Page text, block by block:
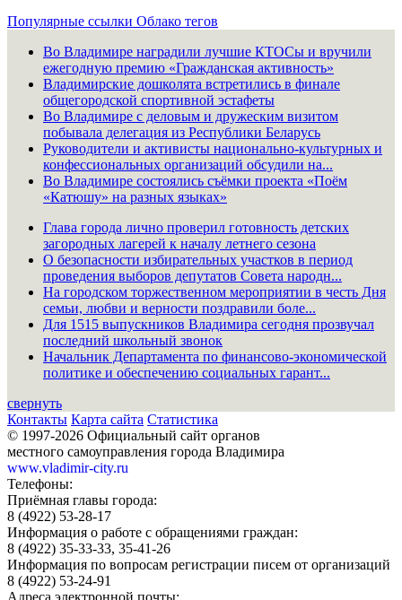
Популярные ссылки Облако тегов
Во Владимире наградили лучшие КТОСы и вручили
ежегодную премию «Гражданская активность»
Владимирские дошколята встретились в финале
общегородской спортивной эстафеты
Во Владимире с деловым и дружеским визитом
побывала делегация из Республики Беларусь
Руководители и активисты национально-культурных и
конфессиональных организаций обсудили на...
Во Владимире состоялись съёмки проекта «Поём
«Катюшу» на разных языках»
Глава города лично проверил готовность детских
загородных лагерей к началу летнего сезона
О безопасности избирательных участков в период
проведения выборов депутатов Совета народн...
На городском торжественном мероприятии в честь Дня
семьи, любви и верности поздравили боле...
Для 1515 выпускников Владимира сегодня прозвучал
последний школьный звонок
Начальник Департамента по финансово-экономической
политике и обеспечению социальных гарант...
свернуть
Контакты Карта сайта Статистика
© 1997-2026 Официальный сайт органов
местного самоуправления города Владимира
www.vladimir-city.ru
Телефоны:
Приёмная главы города:
8 (4922) 53-28-17
Информация о работе с обращениями граждан:
8 (4922) 35-33-33, 35-41-26
Информация по вопросам регистрации писем от организаций
8 (4922) 53-24-91
Адреса электронной почты: